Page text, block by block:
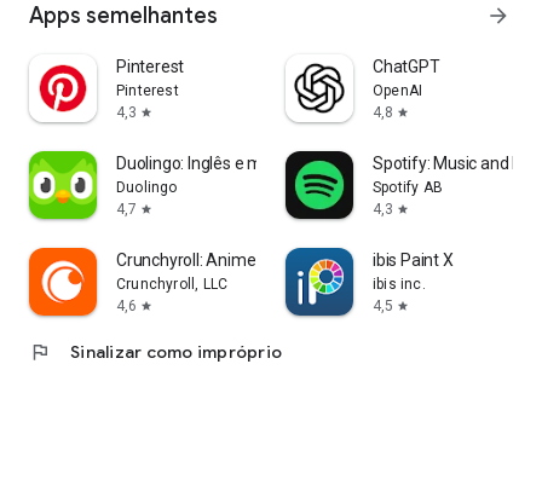
Apps semelhantes arrow_forward
Pinterest
Pinterest
4,3 star
ChatGPT
OpenAI
4,8 star
Duolingo: Inglês e muito mais!
Duolingo
4,7 star
Spotify: Music and
Spotify AB
4,3 star
Crunchyroll: Anime Streaming
Crunchyroll, LLC
4,6 star
ibis Paint X
ibis inc.
4,5 star
flag Sinalizar como impróprio